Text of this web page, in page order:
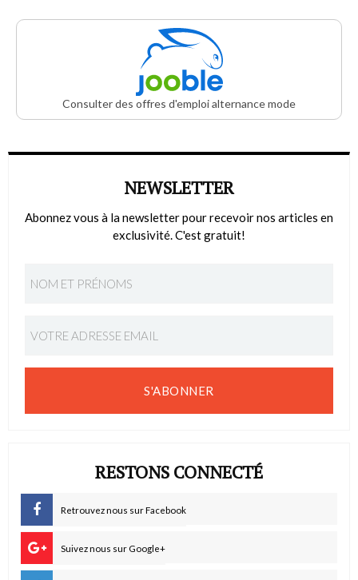
Consulter des offres d'emploi alternance mode
NEWSLETTER
Abonnez vous à la newsletter pour recevoir nos articles en
exclusivité. C'est gratuit!
S'ABONNER
RESTONS CONNECTÉ
Retrouvez nous sur Facebook
Suivez nous sur Google+